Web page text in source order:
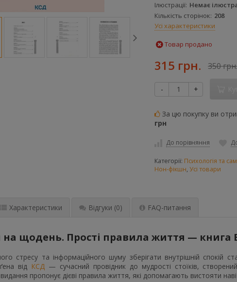
Ілюстрації Немає
Кількість сторінок 208
Усі характеристики
Товар продано
315 грн. 350 грн.
- +
За цю покупку ви
грн
До порівняння
Категорії: Психологія та
Нон-фікшн, Усі товари
Характеристики Відгуки (0) FAQ-питання
на щодень. Прості правила життя — книга
стресу та інформаційного шуму зберігати внутрішній
від КСД — сучасний провідник до мудрості стоїків,
пропонує дієві правила життя, які допомагають вистояти